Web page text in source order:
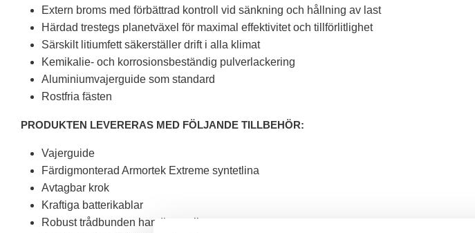
Extern broms med förbättrad kontroll vid sänkning och hållning av last
Härdad trestegs planetväxel för maximal effektivitet och tillförlitlighet
Särskilt litiumfett säkerställer drift i alla klimat
Kemikalie- och korrosionsbeständig pulverlackering
Aluminiumvajerguide som standard
Rostfria fästen
PRODUKTEN LEVERERAS MED FÖLJANDE TILLBEHÖR:
Vajerguide
Färdigmonterad Armortek Extreme syntetlina
Avtagbar krok
Kraftiga batterikablar
Robust trådbunden handkontroll